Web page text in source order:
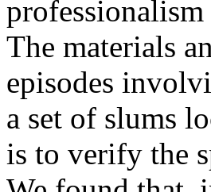
professionalism
The materials
episodes
a set of slums
is to verify the